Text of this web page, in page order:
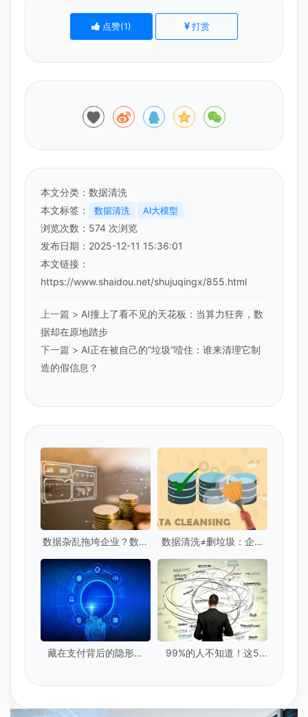
点赞(1) 打赏
本文分类： 数据清洗
本文标签：
数据清洗 AI大模型
浏览次数： 574 次浏览
发布日期：2025-12-11 15:36:01
本文链接：
https://www.shaidou.net/shujuqingx/855.html
上一篇 > AI撞上了看不见的天花板：当算力狂奔，数
据却在原地踏步
下一篇 > AI正在被自己的“垃圾”噎住：谁来清理它制
造的假信息？
数据杂乱拖垮企业？数据
数据清洗≠删垃圾：企业
准是什么？
藏在支付背后的隐形卫
99%的人不知道！这5